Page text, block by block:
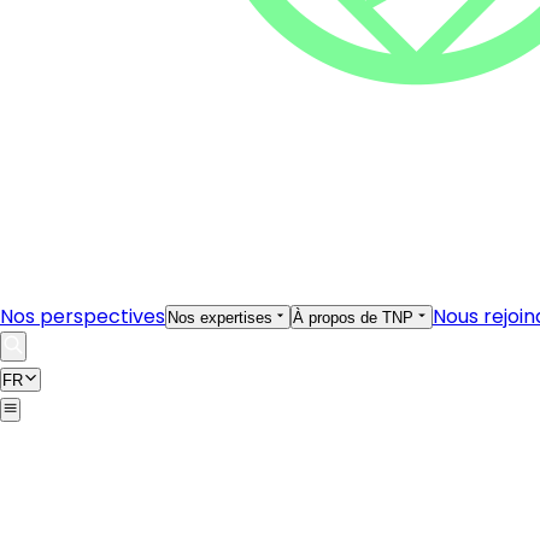
Nos perspectives Nos expertises À propos de TNP Nous
FR